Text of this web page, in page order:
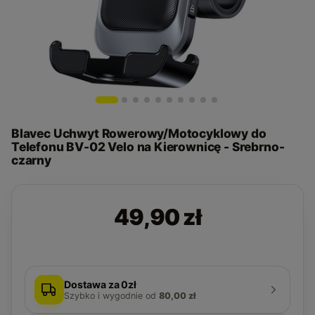
Blavec Uchwyt Rowerowy/Motocyklowy do
Telefonu BV-02 Velo na Kierownicę - Srebrno-
czarny
49,90 zł
Dostawa za 0zł
Szybko i wygodnie od 80,00 zł